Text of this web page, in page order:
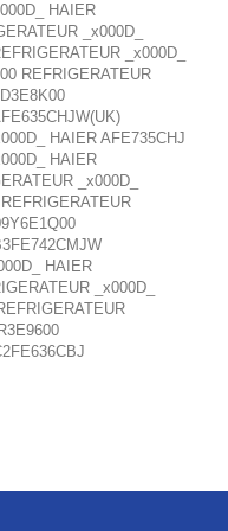
HAIER
_x000D_
_x000D_
REFRIGERATEUR
HAIER AFE735CHJ
HAIER
_x000D_
HAIER
_x000D_